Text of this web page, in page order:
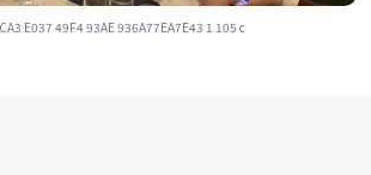
E037 49F4 93AE 936A77EA7E43 1 105 c